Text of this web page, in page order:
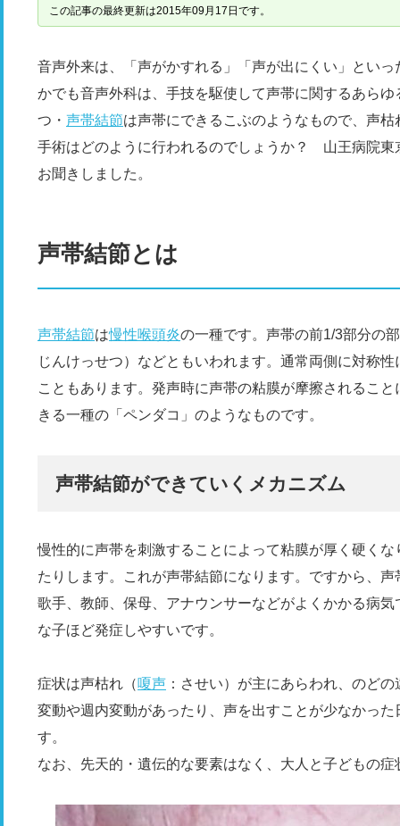
この記事の最終更新は2015年09月17日です。
音声外来は、「声がかすれる」「声が出にくい」とい
かでも音声外科は、手技を駆使して声帯に関するあら
つ・ 声帯結節は声帯にできるこぶのようなもので、声
手術はどのように行われるのでしょうか？ 山王病院東
お聞きしました。
声帯結節とは
声帯結節は慢性喉頭炎の一種です。声帯の前1/3部分の
じんけっせつ）などともいわれます。通常両側に対称
こともあります。発声時に声帯の粘膜が摩擦されるこ
きる一種の「ペンダコ」のようなものです。
声帯結節ができていくメカニズム
慢性的に声帯を刺激することによって粘膜が厚く硬く
たりします。これが声帯結節になります。ですから、
歌手、教師、保母、アナウンサーなどがよくかかる病
な子ほど発症しやすいです。
症状は声枯れ（嗄声 ：させい）が主にあらわれ、のど
変動や週内変動があったり、声を出すことが少なかっ
す。
なお、先天的・遺伝的な要素はなく、大人と子どもの